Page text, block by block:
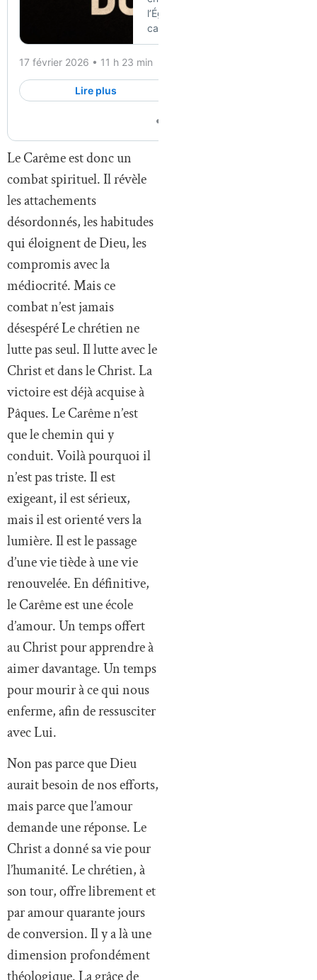
Le Carême est donc un
combat spirituel. Il révèle
les attachements
désordonnés, les habitudes
qui éloignent de Dieu, les
compromis avec la
médiocrité. Mais ce
combat n’est jamais
désespéré Le chrétien ne
lutte pas seul. Il lutte avec le
Christ et dans le Christ. La
victoire est déjà acquise à
Pâques. Le Carême n’est
que le chemin qui y
conduit. Voilà pourquoi il
n’est pas triste. Il est
exigeant, il est sérieux,
mais il est orienté vers la
lumière. Il est le passage
d’une vie tiède à une vie
renouvelée. En définitive,
le Carême est une école
d’amour. Un temps offert
au Christ pour apprendre à
aimer davantage. Un temps
pour mourir à ce qui nous
enferme, afin de ressusciter
avec Lui.
Non pas parce que Dieu
aurait besoin de nos efforts,
mais parce que l’amour
demande une réponse. Le
Christ a donné sa vie pour
l’humanité. Le chrétien, à
son tour, offre librement et
par amour quarante jours
de conversion. Il y a là une
dimension profondément